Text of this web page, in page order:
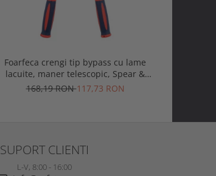
Foarfeca crengi tip bypass cu lame
lacuite, maner telescopic, Spear &
Jackson Razorsharp Steel
168,19 RON117,73 RON
SUPORT CLIENTI
L-V, 8:00 - 16:00